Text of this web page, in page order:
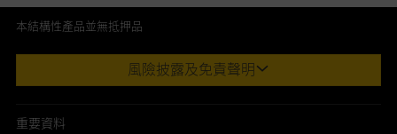
經由本網站接觸到的軟件應用
部分可經本網站連結下載的軟件程式屬於第三者的產品。閣下使
受軟件持有人訂出的使用條款約束。
本結構性產品並無抵押品
此內容來自我們在所示日期時認為可靠之來源，且均以真誠提供。然
而，Macquarie Capital Limited (CE No. AAC 534)(「 MCL 」)不作陳
亦不為資料的準確程度、完整性及合時性負上責任。
風險披露及免責聲明
重要資料